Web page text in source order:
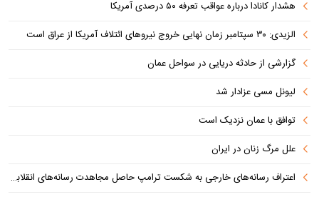
هشدار کانادا درباره عواقب تعرفه ۵۰ درصدی آمریکا
الزیدی: ۳۰ سپتامبر زمان نهایی خروج نیروهای ائتلاف آمریکا از عراق است
گزارشی از حادثه دریایی در سواحل عمان
لیونل مسی عزادار شد
توافق با عمان نزدیک است
علل مرگ زنان در ایران
اعتراف رسانه‌های خارجی به شکست ترامپ حاصل مجاهدت رسانه‌های انقلابی است